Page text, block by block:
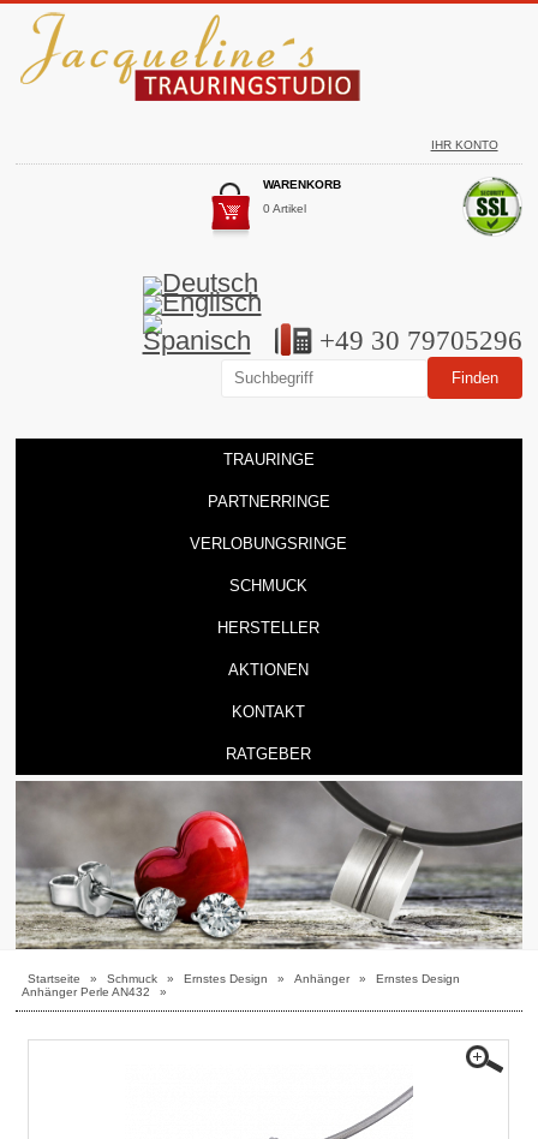
IHR KONTO
WARENKORB
0 Artikel
+49 30 79705296
TRAURINGE
PARTNERRINGE
VERLOBUNGSRINGE
SCHMUCK
HERSTELLER
AKTIONEN
KONTAKT
RATGEBER
Startseite » Schmuck » Ernstes Design » Anhänger »
Ernstes Design
Anhänger Perle AN432
»